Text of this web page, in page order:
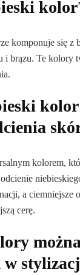
komponuje się z
i brązu. Te kolory
kolorem,
a ciemniejsze
cerę.
można